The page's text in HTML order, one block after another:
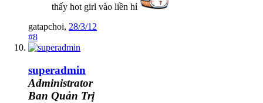
thấy hot girl vào liền hỉ
gatapchoi, 28/3/12
#8
superadmin
Administrator
Ban Quản Trị